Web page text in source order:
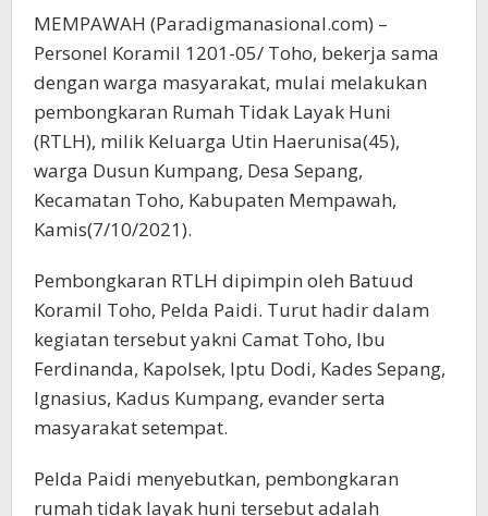
MEMPAWAH (Paradigmanasional.com) –
Personel Koramil 1201-05/ Toho, bekerja sama
dengan warga masyarakat, mulai melakukan
pembongkaran Rumah Tidak Layak Huni
(RTLH), milik Keluarga Utin Haerunisa(45),
warga Dusun Kumpang, Desa Sepang,
Kecamatan Toho, Kabupaten Mempawah,
Kamis(7/10/2021).
Pembongkaran RTLH dipimpin oleh Batuud
Koramil Toho, Pelda Paidi. Turut hadir dalam
kegiatan tersebut yakni Camat Toho, Ibu
Ferdinanda, Kapolsek, Iptu Dodi, Kades Sepang,
Ignasius, Kadus Kumpang, evander serta
masyarakat setempat.
Pelda Paidi menyebutkan, pembongkaran
rumah tidak layak huni tersebut adalah